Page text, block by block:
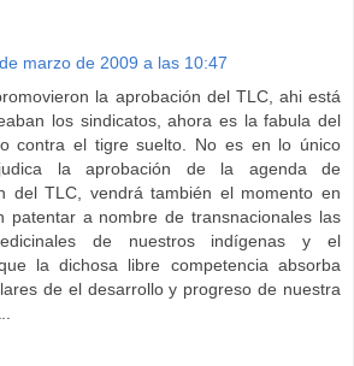
marzo de 2009 a las 10:47
la aprobación del TLC, ahi está
los sindicatos, ahora es la fabula del
contra el tigre suelto. No es en lo único
la aprobación de la agenda de
del TLC, vendrá también el momento en
patentar a nombre de transnacionales las
de nuestros indígenas y el
la dichosa libre competencia absorba
de el desarrollo y progreso de nuestra